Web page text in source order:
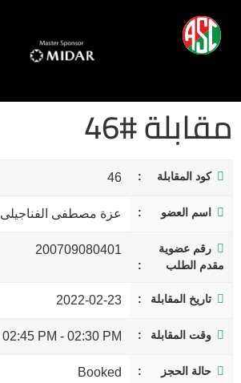
مقابلة #46
كود المقابلة 46
اسم العضو عزة مصطفى الفناجيلى
رقم عضوية
مقدم الطلب
200709080401
تاريخ المقابلة 2022-02-23
وقت المقابلة 02:30 PM
-
02:45 PM
حالة الحجز Booked